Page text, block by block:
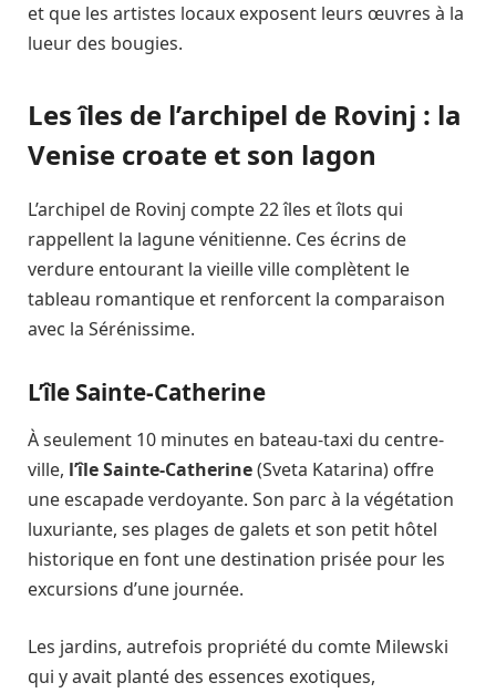
et que les artistes locaux exposent leurs œuvres à la
lueur des bougies.
Les îles de l’archipel de Rovinj : la
Venise croate et son lagon
L’archipel de Rovinj compte 22 îles et îlots qui
rappellent la lagune vénitienne. Ces écrins de
verdure entourant la vieille ville complètent le
tableau romantique et renforcent la comparaison
avec la Sérénissime.
L’île Sainte-Catherine
À seulement 10 minutes en bateau-taxi du centre-
ville, l’île Sainte-Catherine(Sveta Katarina) offre
une escapade verdoyante. Son parc à la végétation
luxuriante, ses plages de galets et son petit hôtel
historique en font une destination prisée pour les
excursions d’une journée.
Les jardins, autrefois propriété du comte Milewski
qui y avait planté des essences exotiques,